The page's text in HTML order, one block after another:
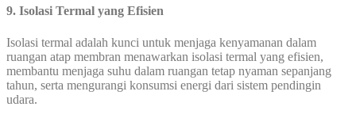
9. Isolasi Termal yang Efisien
Isolasi termal adalah kunci untuk menjaga kenyamanan dalam
ruangan atap membran menawarkan isolasi termal yang efisien,
membantu menjaga suhu dalam ruangan tetap nyaman sepanjang
tahun, serta mengurangi konsumsi energi dari sistem pendingin
udara.